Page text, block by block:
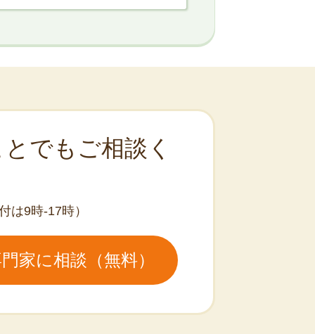
でもご相談く
は9時-17時）
家に相談（無料）